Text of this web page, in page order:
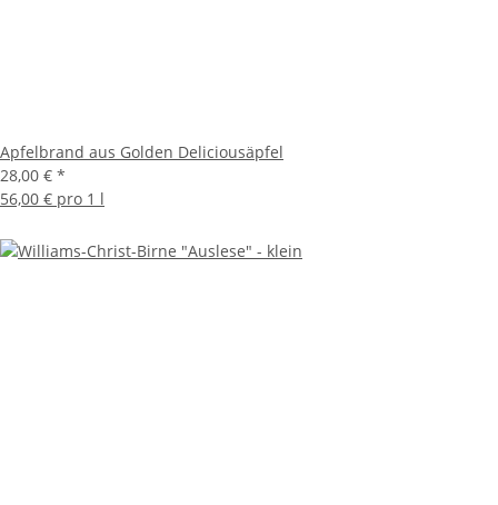
Apfelbrand aus Golden Deliciousäpfel
28,00 € *
56,00 € pro 1 l